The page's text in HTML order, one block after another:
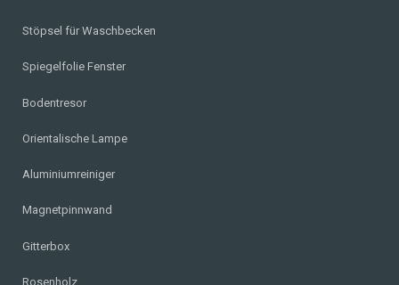
Stöpsel für Waschbecken
Spiegelfolie Fenster
Bodentresor
Orientalische Lampe
Aluminiumreiniger
Magnetpinnwand
Gitterbox
Rosenholz